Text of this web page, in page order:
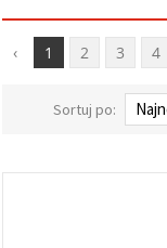
zgodą,
analizować
ruch i
trafne treści
‹ 1 2 3 4
Sortuj po: